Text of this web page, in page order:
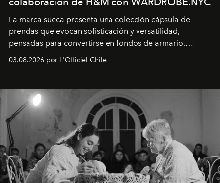
La marca sueca presenta una colección cápsula de
prendas que evocan sofisticación y versatilidad,
pensadas para convertirse en fondos de armario.
Disponible en Chile desde el 6 de agosto.
03.08.2026 por L'Officiel Chile